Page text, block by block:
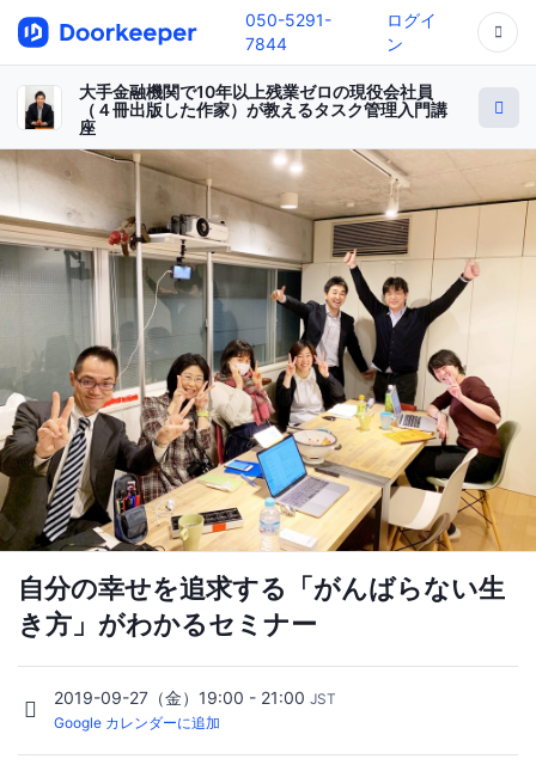
050-5291-
7844
ログイ
ン
大手金融機関で10年以上残業ゼロの現役会社員
（４冊出版した作家）が教えるタスク管理入門講
座
自分の幸せを追求する「がんばらない生
き方」がわかるセミナー
2019-09-27（金）19:00 - 21:00 JST
Google カレンダーに追加